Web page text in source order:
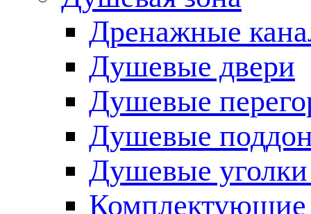
Дренажные
Душевые двери
Душевые
Душевые
Душевые
Комплектующие